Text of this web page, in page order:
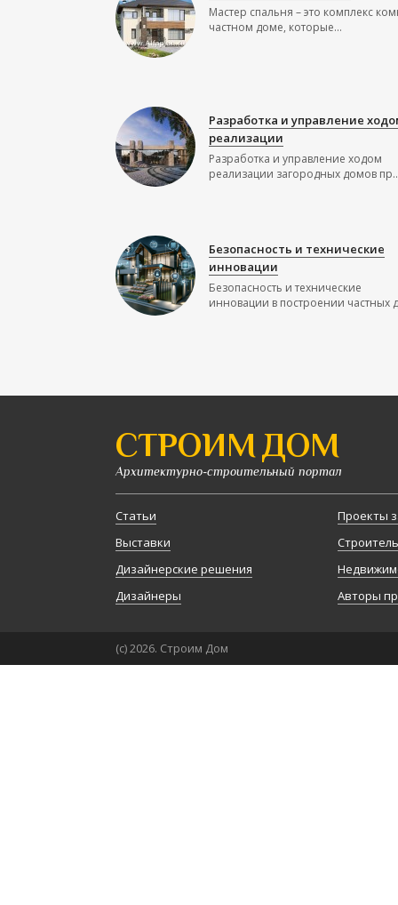
Мастер спальня – это комплекс
частном доме, которые...
Разработка и управление
реализации
Разработка и управление ходом
реализации загородных домов
Безопасность и технические
инновации
Безопасность и технические
инновации в построении частных
СТРОИМ ДОМ
Архитектурно-строительный портал
Статьи
Выставки
Дизайнерские решения
Дизайнеры
Проекты
Авторы
(с) 2026. Строим Дом